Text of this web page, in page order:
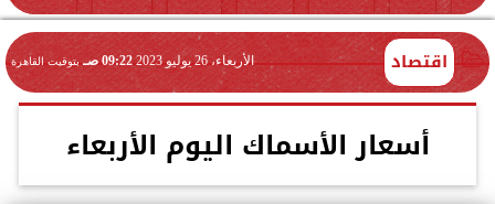
اقتصاد الأربعاء، 26 يوليو 2023 09:22 صـ بتوقيت القاهرة
أسعار الأسماك اليوم الأربعاء